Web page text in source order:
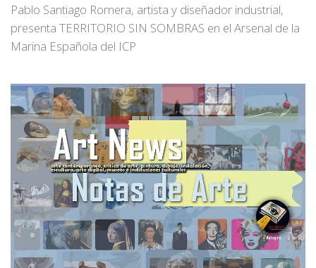
Pablo Santiago Romera, artista y diseñador industrial,
presenta TERRITORIO SIN SOMBRAS en el Arsenal de la
Marina Española del ICP